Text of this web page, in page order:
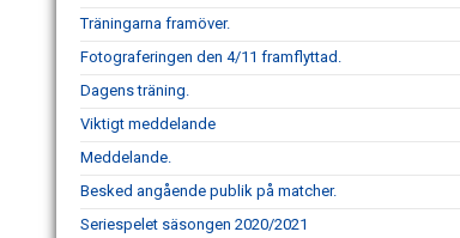
Träningarna framöver.
Fotograferingen den 4/11 framflyttad.
Dagens träning.
Viktigt meddelande
Meddelande.
Besked angående publik på matcher.
Seriespelet säsongen 2020/2021